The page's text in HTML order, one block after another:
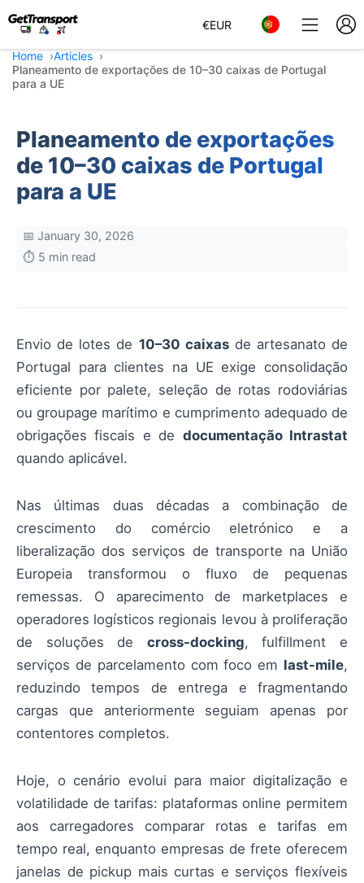
€EUR
Home
Articles
Planeamento de exportações de 10–30 caixas de Portugal
para a UE
Planeamento de exportações
de 10–30 caixas de Portugal
para a UE
📅 January 30, 2026
⏱️ 5 min read
Envio de lotes de 10–30 caixasde artesanato de
Portugal para clientes na UE exige consolidação
eficiente por palete, seleção de rotas rodoviárias
ou groupage marítimo e cumprimento adequado de
obrigações fiscais e de documentação Intrastat
quando aplicável.
Nas últimas duas décadas a combinação de
crescimento do comércio eletrónico e a
liberalização dos serviços de transporte na União
Europeia transformou o fluxo de pequenas
remessas. O aparecimento de marketplaces e
operadores logísticos regionais levou à proliferação
de soluções de cross-docking, fulfillment e
serviços de parcelamento com foco em last-mile,
reduzindo tempos de entrega e fragmentando
cargas que anteriormente seguiam apenas por
contentores completos.
Hoje, o cenário evolui para maior digitalização e
volatilidade de tarifas: plataformas online permitem
aos carregadores comparar rotas e tarifas em
tempo real, enquanto empresas de frete oferecem
janelas de pickup mais curtas e serviços flexíveis